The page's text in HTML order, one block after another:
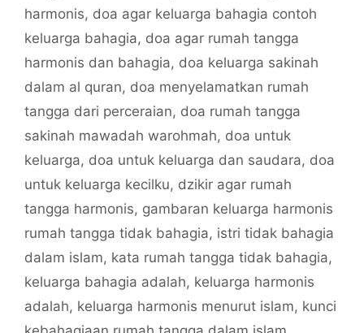
harmonis, doa agar keluarga bahagia contoh
keluarga bahagia, doa agar rumah tangga
harmonis dan bahagia, doa keluarga sakinah
dalam al quran, doa menyelamatkan rumah
tangga dari perceraian, doa rumah tangga
sakinah mawadah warohmah, doa untuk
keluarga, doa untuk keluarga dan saudara, doa
untuk keluarga kecilku, dzikir agar rumah
tangga harmonis, gambaran keluarga harmonis
rumah tangga tidak bahagia, istri tidak bahagia
dalam islam, kata rumah tangga tidak bahagia,
keluarga bahagia adalah, keluarga harmonis
adalah, keluarga harmonis menurut islam, kunci